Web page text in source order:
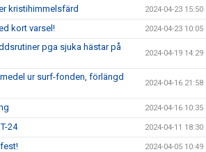
kristihimmelsfärd 2024-04-23 15:50
kort varsel! 2024-04-23 10:05
pga sjuka hästar på
2024-04-19 14:29
ur surf-fonden, förlängd
2024-04-16 21:58
2024-04-16 10:35
24 2024-04-11 18:30
2024-04-05 10:49